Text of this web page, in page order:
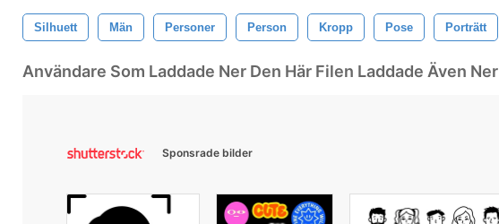
Silhuett Män Personer Person Kropp Pose Porträtt
Användare Som Laddade Ner Den Här Filen Laddade Även Ner
Sponsrade bilder